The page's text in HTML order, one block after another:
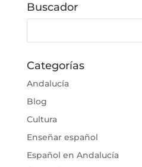
Buscador
Categorías
Andalucía
Blog
Cultura
Enseñar español
Español en Andalucía